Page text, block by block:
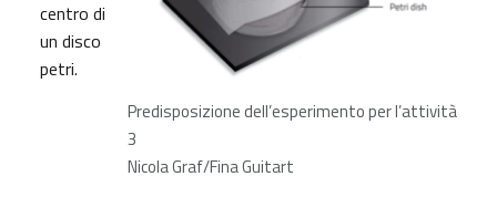
Predisposizione dell’esperimento per l’attività
3
Nicola Graf/Fina Guitart
centro di
un disco
petri.